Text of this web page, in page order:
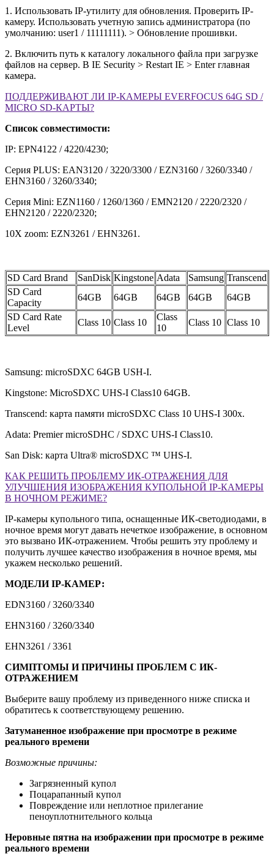
1. Использовать IP-утилиту для обновления. Проверить IP-
камеру. Использовать учетную запись администратора (по
умолчанию: user1 / 11111111). > Обновление прошивки.
2. Включить путь к каталогу локального файла при загрузке
файлов на сервер. В IE Security > Restart IE > Enter главная
камера.
ПОДДЕРЖИВАЮТ ЛИ IP-КАМЕРЫ EVERFOCUS 64G SD /
MICRO SD-КАРТЫ?
Список совместимости:
IP: EPN4122 / 4220/4230;
Серия PLUS: EAN3120 / 3220/3300 / EZN3160 / 3260/3340 /
EHN3160 / 3260/3340;
Серия Mini: EZN1160 / 1260/1360 / EMN2120 / 2220/2320 /
EHN2120 / 2220/2320;
10X zoom: EZN3261 / EHN3261.
SD Card Brand SanDisk Kingstone Adata Samsung Transcend
SD Card
Capacity
64GB 64GB 64GB 64GB
64GB
SD Card Rate
Level
Class 10 Class 10
Class
10
Class 10 Class 10
Samsung: microSDXC 64GB USH-I.
Kingstone: MicroSDXC UHS-I Class10 64GB.
Transcend: карта памяти microSDXC Class 10 UHS-I 300x.
Adata: Premier microSDHC / SDXC UHS-I Class10.
San Disk: карта Ultra® microSDXC ™ UHS-I.
КАК РЕШИТЬ ПРОБЛЕМУ ИК-ОТРАЖЕНИЯ ДЛЯ
УЛУЧШЕНИЯ ИЗОБРАЖЕНИЯ КУПОЛЬНОЙ IP-КАМЕРЫ
В НОЧНОМ РЕЖИМЕ?
IP-камеры купольного типа, оснащенные ИК-светодиодами, в
ночное время могут давать нечеткое изображение, в основном
это вызвано ИК-отражением. Чтобы решить эту проблему и
получить лучшее качество изображения в ночное время, мы
укажем несколько решений.
МОДЕЛИ IP-КАМЕР:
EDN3160 / 3260/3340
EHN3160 / 3260/3340
EHN3261 / 3361
СИМПТОМЫ И ПРИЧИНЫ ПРОБЛЕМ С ИК-
ОТРАЖЕНИЕМ
Выберите вашу проблему из приведенного ниже списка и
обратитесь к соответствующему решению.
Затуманенное изображение при просмотре в режиме
реального времени
Возможные причины:
Загрязненный купол
Поцарапанный купол
Повреждение или неплотное прилегание
пеноуплотнительного кольца
Неровные пятна на изображении при просмотре в режиме
реального времени